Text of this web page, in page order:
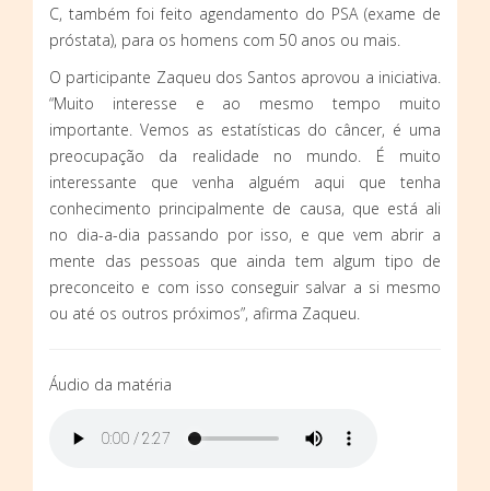
C, também foi feito agendamento do PSA (exame de
próstata), para os homens com 50 anos ou mais.
O participante Zaqueu dos Santos aprovou a iniciativa.
“Muito interesse e ao mesmo tempo muito
importante. Vemos as estatísticas do câncer, é uma
preocupação da realidade no mundo. É muito
interessante que venha alguém aqui que tenha
conhecimento principalmente de causa, que está ali
no dia-a-dia passando por isso, e que vem abrir a
mente das pessoas que ainda tem algum tipo de
preconceito e com isso conseguir salvar a si mesmo
ou até os outros próximos”, afirma Zaqueu.
Áudio da matéria